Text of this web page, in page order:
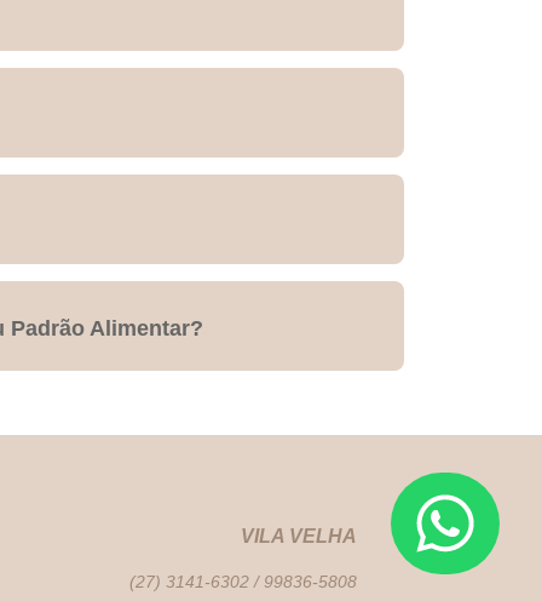
Padrão Alimentar?
VILA VELHA
(27) 3141-6302 / 99836-5808